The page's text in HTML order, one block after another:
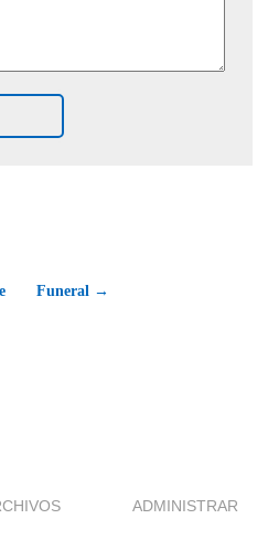
Funeral →
ADMINISTRAR